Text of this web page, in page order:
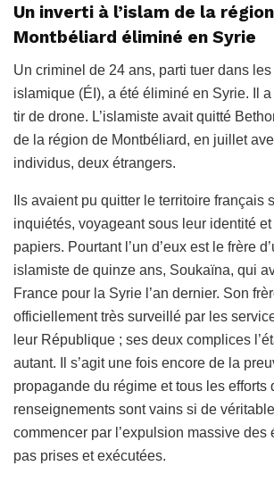
Un inverti à l’islam de la
Montbéliard éliminé en Syrie
Un criminel de 24 ans, parti tuer dans les
islamique (ÉI), a été éliminé en Syrie. Il a
tir de drone. L’islamiste avait quitté
de la région de Montbéliard, en juillet
individus, deux étrangers.
Ils avaient pu quitter le territoire français
inquiétés, voyageant sous leur identité
papiers. Pourtant l’un d’eux est le frère
islamiste de quinze ans, Soukaïna, qui
France pour la Syrie l’an dernier. Son
officiellement très surveillé par les
leur République ; ses deux complices
autant. Il s’agit une fois encore de la
propagande du régime et tous les efforts
renseignements sont vains si de
commencer par l’expulsion massive des
pas prises et exécutées.